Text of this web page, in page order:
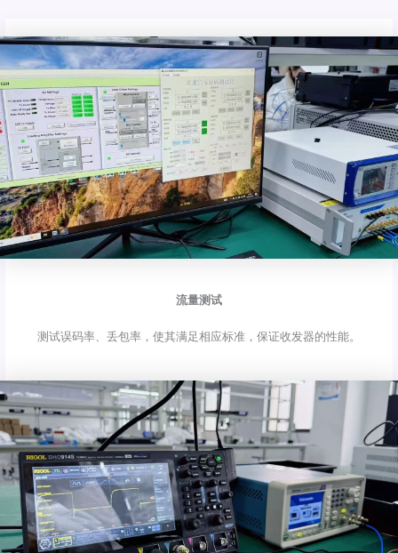
流量测试
测试误码率、丢包率，使其满足相应标准，保证收发器的性能。